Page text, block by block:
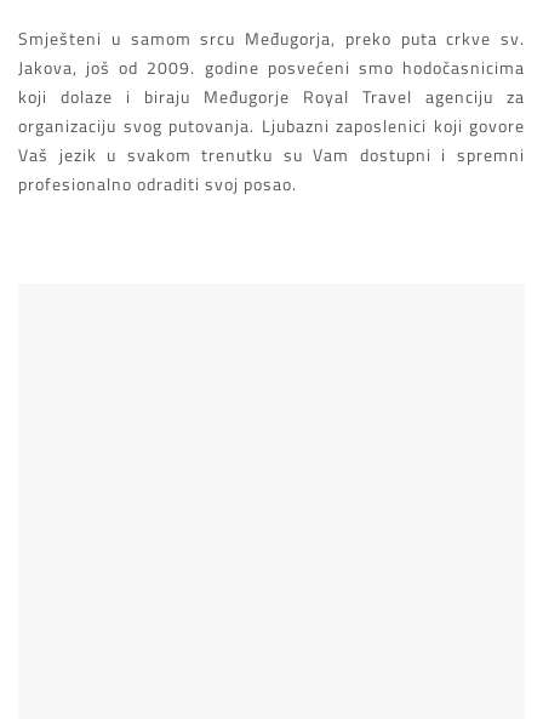
Smješteni u samom srcu Međugorja, preko puta crkve sv.
Jakova, još od 2009. godine posvećeni smo hodočasnicima
koji dolaze i biraju Međugorje Royal Travel agenciju za
organizaciju svog putovanja. Ljubazni zaposlenici koji govore
Vaš jezik u svakom trenutku su Vam dostupni i spremni
profesionalno odraditi svoj posao.